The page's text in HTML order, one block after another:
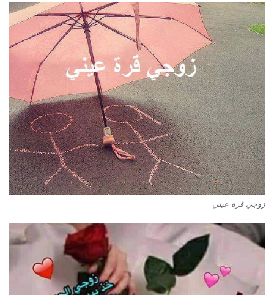
زوجي قرة عيني